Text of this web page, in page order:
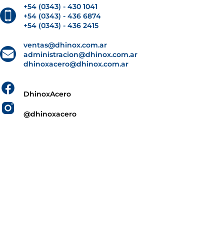
+54 (0343) - 430 1041
+54 (0343) - 436 6874
+54 (0343) - 436 2415
ventas@dhinox.com.ar
administracion@dhinox.com.ar
dhinoxacero@dhinox.com.ar
DhinoxAcero
@dhinoxacero